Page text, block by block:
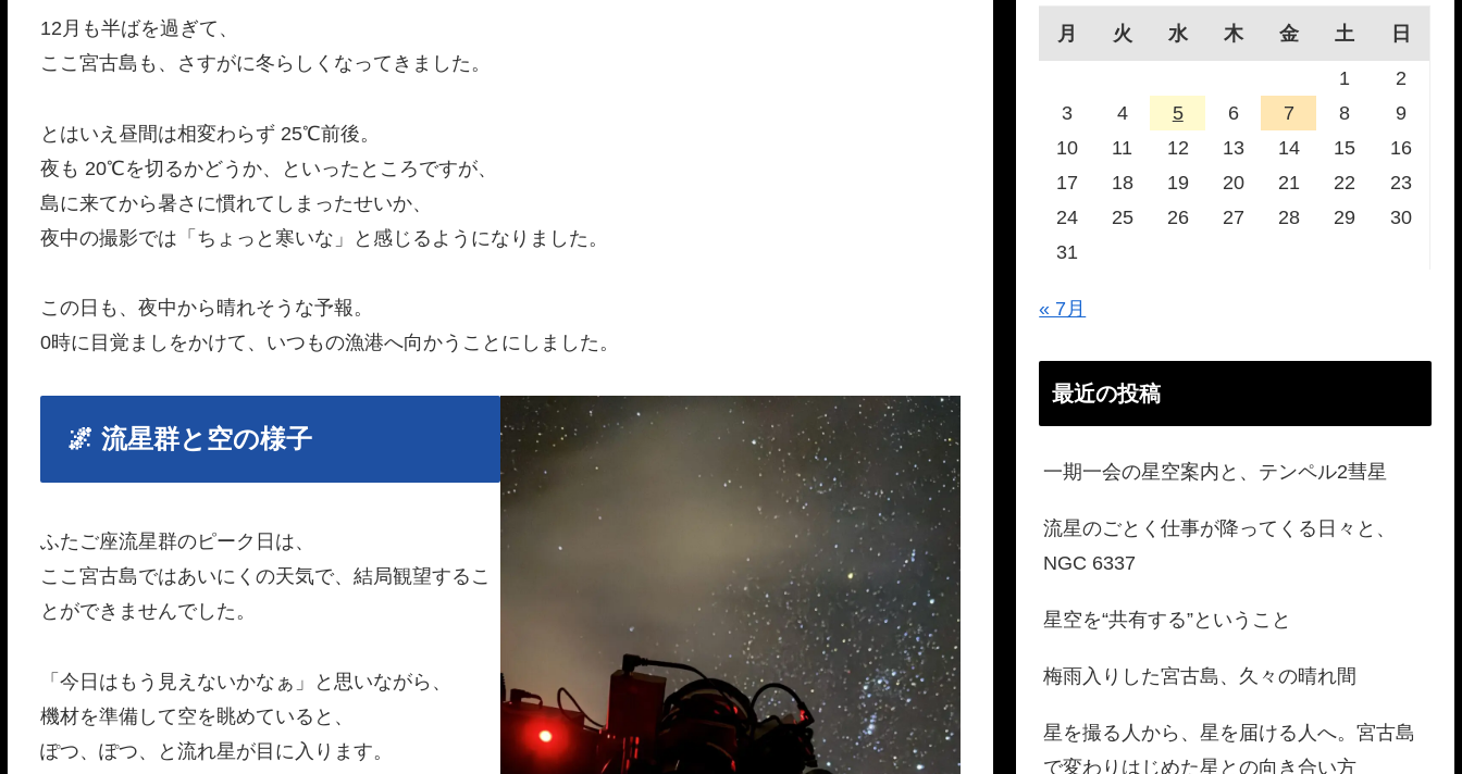
12月も半ばを過ぎて、
ここ宮古島も、さすがに冬らしくなってきました。
とはいえ昼間は相変わらず 25℃前後。
夜も 20℃を切るかどうか、といったところですが、
島に来てから暑さに慣れてしまったせいか、
夜中の撮影では「ちょっと寒いな」と感じるようになりました。
この日も、夜中から晴れそうな予報。
0時に目覚ましをかけて、いつもの漁港へ向かうことにしました。
🌌 流星群と空の様子
ふたご座流星群のピーク日は、
ここ宮古島ではあいにくの天気で、結局観望するこ
とができませんでした。
「今日はもう見えないかなぁ」と思いながら、
機材を準備して空を眺めていると、
ぽつ、ぽつ、と流れ星が目に入ります。
月 火 水 木 金 土 日
1
2
3
4 5 6 7 8
9
10
11 12 13 14 15
16
17
18 19 20 21 22
23
24
25 26 27 28 29
30
31
« 7月
最近の投稿
一期一会の星空案内と、テンペル2彗星
流星のごとく仕事が降ってくる日々と、
NGC 6337
星空を“共有する”ということ
梅雨入りした宮古島、久々の晴れ間
星を撮る人から、星を届ける人へ。宮古島
で変わりはじめた星との向き合い方